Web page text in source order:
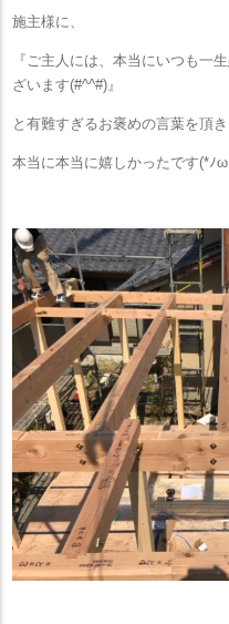
施主様に、
『ご主人には、本当にいつも一
ざいます(#^^#)』
と有難すぎるお褒めの言葉を頂き
本当に本当に嬉しかったです(*ﾉ